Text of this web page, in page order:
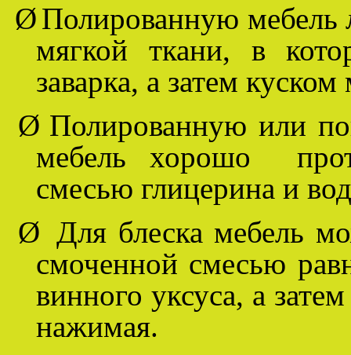
ØПолированную мебель
мягкой ткани, в
заварка, а затем
Ø Полированную или
мебель хорошо
смесью глицерина и
Ø Для блеска мебель
смоченной смесью
винного уксуса, а
нажимая.